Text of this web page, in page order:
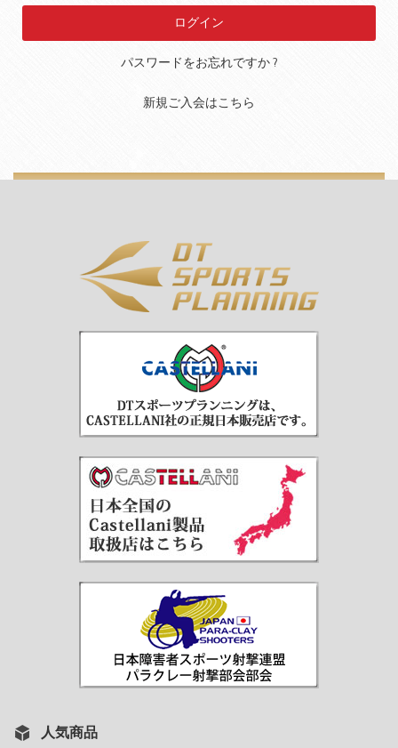
パスワードをお忘れですか ?
新規ご入会はこちら
人気商品